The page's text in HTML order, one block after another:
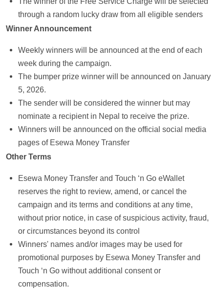
through a random lucky draw from all eligible senders
Winner Announcement
Weekly winners will be announced at the end of each
week during the campaign.
The bumper prize winner will be announced on January
5, 2026.
The sender will be considered the winner but may
nominate a recipient in Nepal to receive the prize.
Winners will be announced on the official social media
pages of Esewa Money Transfer
Other Terms
Esewa Money Transfer and Touch ‘n Go eWallet
reserves the right to review, amend, or cancel the
campaign and its terms and conditions at any time,
without prior notice, in case of suspicious activity, fraud,
or circumstances beyond its control
Winners' names and/or images may be used for
promotional purposes by Esewa Money Transfer and
Touch ‘n Go without additional consent or
compensation.